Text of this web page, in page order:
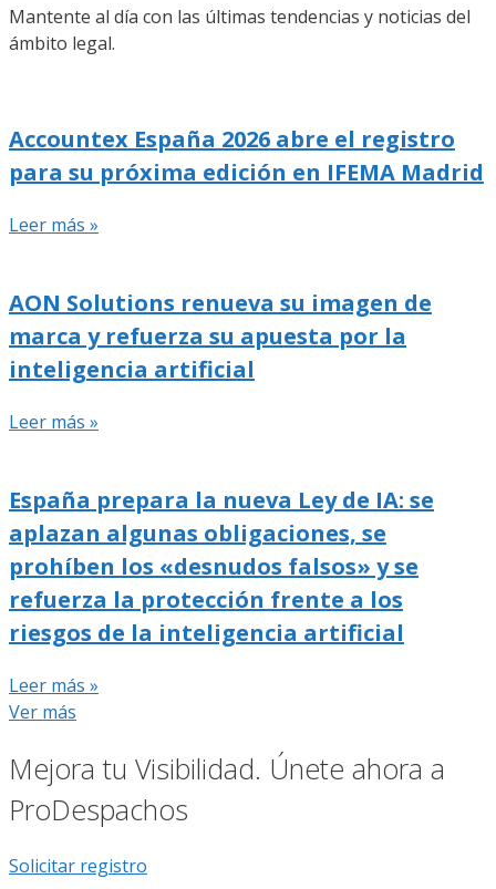
Mantente al día con las últimas tendencias y noticias del
ámbito legal.
Accountex España 2026 abre el registro
para su próxima edición en IFEMA Madrid
Leer más »
AON Solutions renueva su imagen de
marca y refuerza su apuesta por la
inteligencia artificial
Leer más »
España prepara la nueva Ley de IA: se
aplazan algunas obligaciones, se
prohíben los «desnudos falsos» y se
refuerza la protección frente a los
riesgos de la inteligencia artificial
Leer más »
Ver más
Mejora tu Visibilidad. Únete ahora a
ProDespachos
Solicitar registro